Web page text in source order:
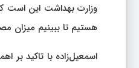
وزارت بهداشت این است
هستیم تا ببینیم میزان
اسمعیل‌زاده با تاکید بر